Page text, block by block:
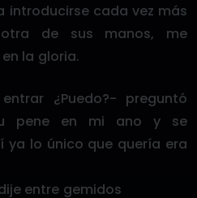
introducirse cada vez más
de sus manos, me
la gloria.
¿Puedo?- preguntó
pene en mi ano y se
ya lo único que quería era
entre gemidos